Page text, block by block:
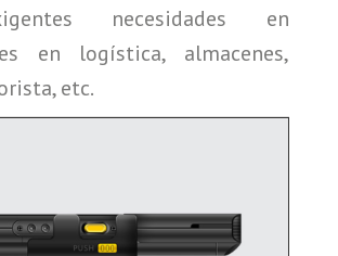
necesidades en
en logística, almacenes,
etc.